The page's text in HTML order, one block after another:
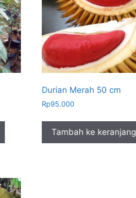
Durian Merah 50 cm
Rp95.000
Tambah ke keranjang